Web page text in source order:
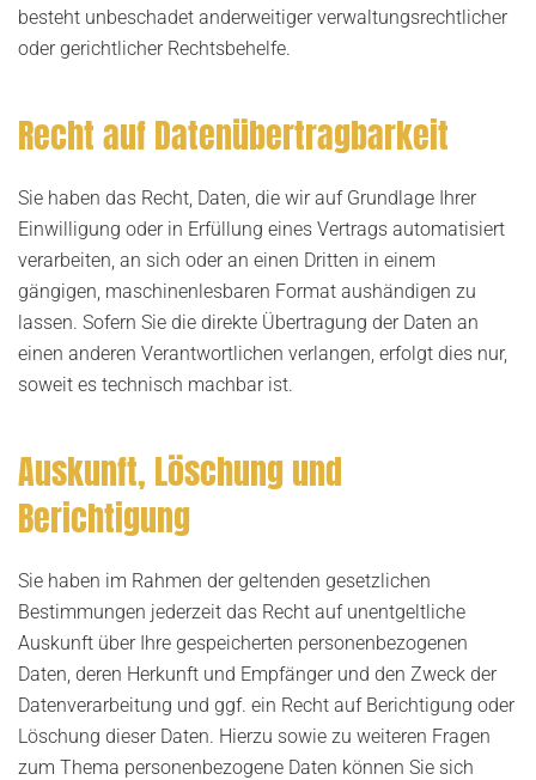
besteht unbeschadet anderweitiger verwaltungsrechtlicher
oder gerichtlicher Rechtsbehelfe.
Recht auf Daten­übertrag­barkeit
Sie haben das Recht, Daten, die wir auf Grundlage Ihrer
Einwilligung oder in Erfüllung eines Vertrags automatisiert
verarbeiten, an sich oder an einen Dritten in einem
gängigen, maschinenlesbaren Format aushändigen zu
lassen. Sofern Sie die direkte Übertragung der Daten an
einen anderen Verantwortlichen verlangen, erfolgt dies nur,
soweit es technisch machbar ist.
Auskunft, Löschung und
Berichtigung
Sie haben im Rahmen der geltenden gesetzlichen
Bestimmungen jederzeit das Recht auf unentgeltliche
Auskunft über Ihre gespeicherten personenbezogenen
Daten, deren Herkunft und Empfänger und den Zweck der
Datenverarbeitung und ggf. ein Recht auf Berichtigung oder
Löschung dieser Daten. Hierzu sowie zu weiteren Fragen
zum Thema personenbezogene Daten können Sie sich